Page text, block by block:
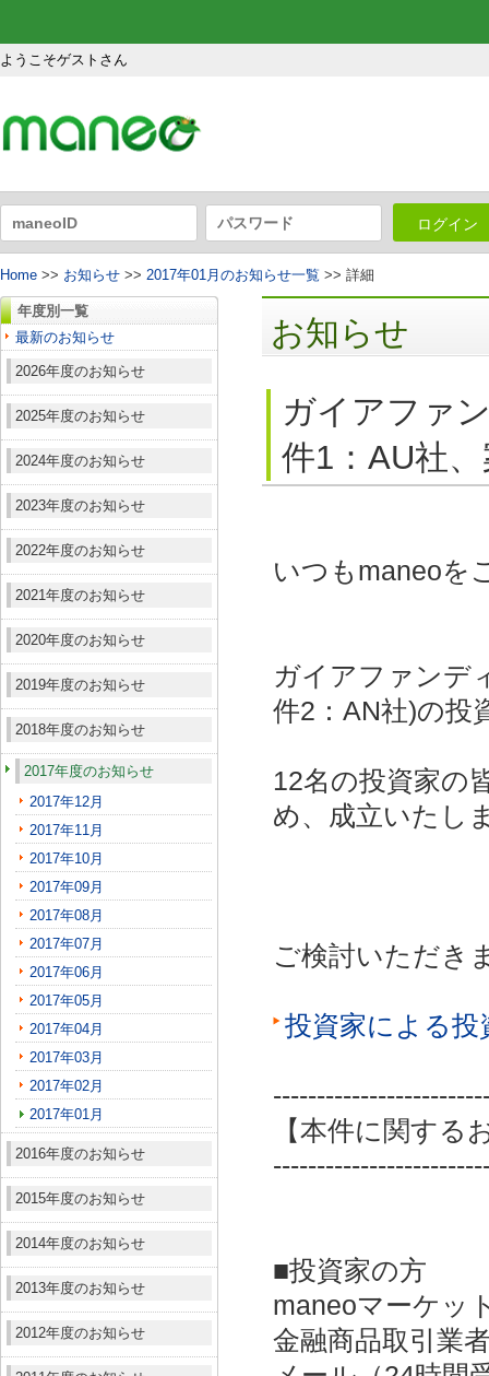
ようこそゲストさん
ログイン
Home >> お知らせ >> 2017年01月のお知らせ一覧 >> 詳細
年度別一覧
最新のお知らせ
2026年度のお知らせ
2025年度のお知らせ
2024年度のお知らせ
2023年度のお知らせ
2022年度のお知らせ
2021年度のお知らせ
2020年度のお知らせ
2019年度のお知らせ
2018年度のお知らせ
2017年度のお知らせ
2017年12月
2017年11月
2017年10月
2017年09月
2017年08月
2017年07月
2017年06月
2017年05月
2017年04月
2017年03月
2017年02月
2017年01月
2016年度のお知らせ
2015年度のお知らせ
2014年度のお知らせ
2013年度のお知らせ
2012年度のお知らせ
お知らせ
ガイアファ
件1：AU社
いつもmaneoを
ガイアファンデ
件2：AN社)の投
12名の投資家の
め、成立いたし
ご検討いただき
投資家による
【本件に関する
■投資家の方
maneoマーケッ
金融商品取引業